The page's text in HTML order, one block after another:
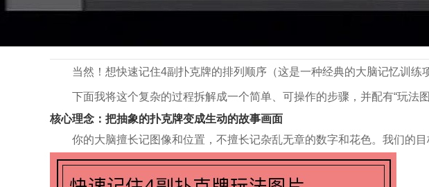
快速记住4副扑克牌玩法图片
当然！想快速记住4副扑克牌的排列顺序（这是一种经典的大脑记忆训练
下面我将这个复杂的过程拆解成一个简单、可操作的步骤，并配有“玩法图
核心理念：把抽象的扑克牌变成生动的故事画面
你的大脑擅长记图像和位置，不擅长记杂乱无章的数字和花色。我们的